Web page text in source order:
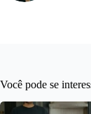
Você pode se